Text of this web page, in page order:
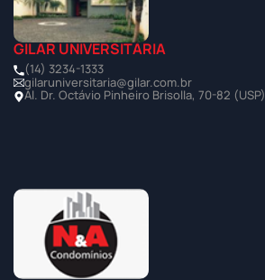
GILAR UNIVERSITÁRIA
(14) 3234-1333
gilaruniversitaria@gilar.com.br
Al. Dr. Octávio Pinheiro Brisolla, 70-82 (USP)